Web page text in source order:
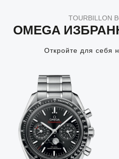
TOURBILLON
OMEGA
Откройте для себя